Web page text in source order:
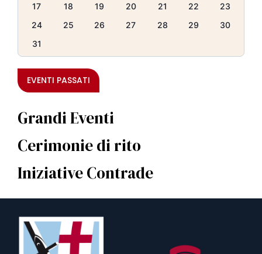
17
18 19 20 21 22
23
24
25 26 27 28 29
30
31
EVENTI PASSATI
Grandi Eventi
Cerimonie di rito
Iniziative Contrade